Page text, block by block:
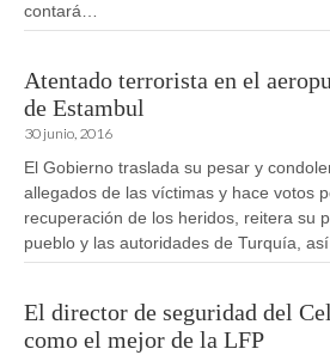
contará…
Atentado terrorista en el
de Estambul
30 junio, 2016
El Gobierno traslada su pesar y
allegados de las víctimas y hace votos
recuperación de los heridos, reitera su
pueblo y las autoridades de Turquía,
El director de seguridad del
como el mejor de la LFP